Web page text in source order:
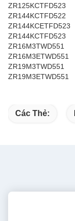
ZR125KCTFD523
ZR144KCTFD522
ZR144KCETFD523
ZR144KCTFD523
ZR16M3TWD551
ZR16M3ETWD551
ZR19M3TWD551
ZR19M3ETWD551
Các Thẻ: